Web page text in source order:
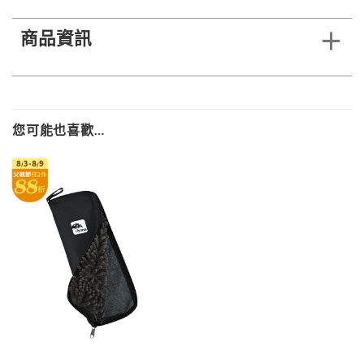
商品資訊
您可能也喜歡…